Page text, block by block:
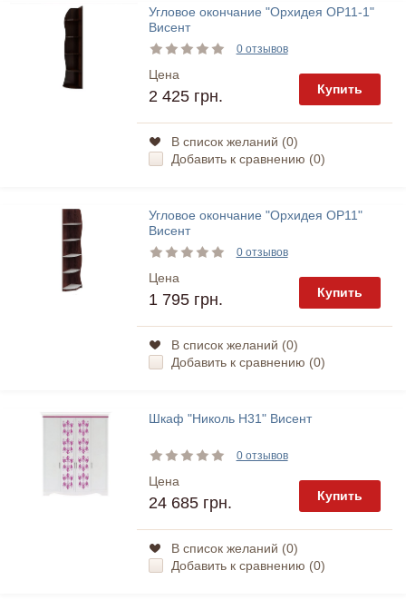
Угловое окончание "Орхидея ОР11-1"
Висент
0 отзывов
Цена
2 425 грн. Купить
В список желаний (0)
Добавить к сравнению (0)
Угловое окончание "Орхидея ОР11"
Висент
0 отзывов
Цена
1 795 грн. Купить
В список желаний (0)
Добавить к сравнению (0)
Шкаф "Николь Н31" Висент
0 отзывов
Цена
24 685 грн. Купить
В список желаний (0)
Добавить к сравнению (0)